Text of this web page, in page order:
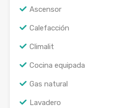
Ascensor
Calefacción
Climalit
Cocina equipada
Gas natural
Lavadero